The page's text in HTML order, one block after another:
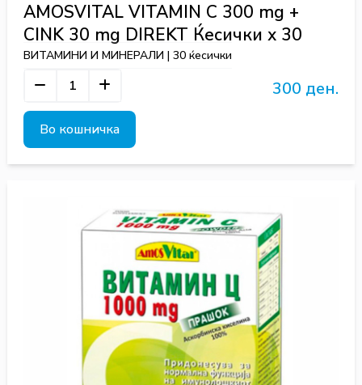
AMOSVITAL VITAMIN C 300 mg +
CINK 30 mg DIREKT Ќесички х 30
ВИТАМИНИ И МИНЕРАЛИ | 30 ќесички
300 ден.
Во кошничка